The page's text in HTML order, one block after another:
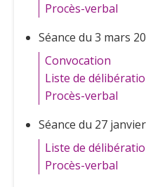
Procès-verbal
Séance du 3 mars
Convocation
Liste de
Procès-verbal
Séance du 27
Liste de
Procès-verbal